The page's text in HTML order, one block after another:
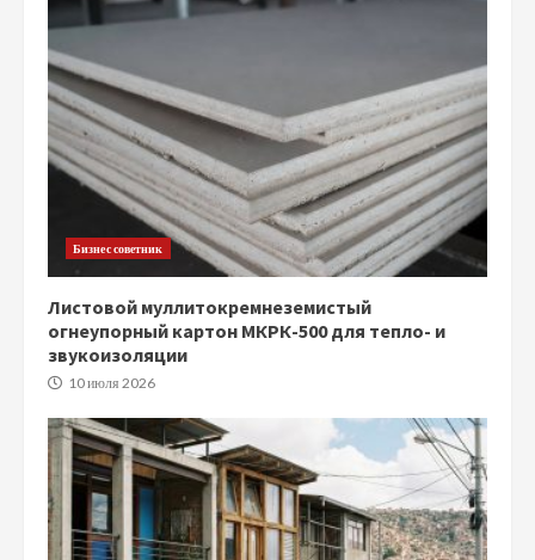
Бизнес советник
Листовой муллитокремнеземистый
огнеупорный картон МКРК-500 для тепло- и
звукоизоляции
10 июля 2026